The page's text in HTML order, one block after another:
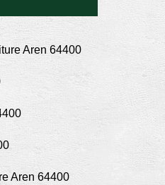
Aren 64400
Aren 64400